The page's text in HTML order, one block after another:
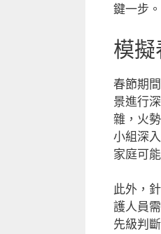
鍵一步。
模
春節期
景進行
雜，火
小組深
家庭可
此外，
護人員
先級判